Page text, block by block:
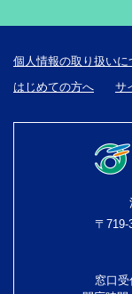
個人情報の取り扱いに
はじめての方へ
サ
〒
窓口